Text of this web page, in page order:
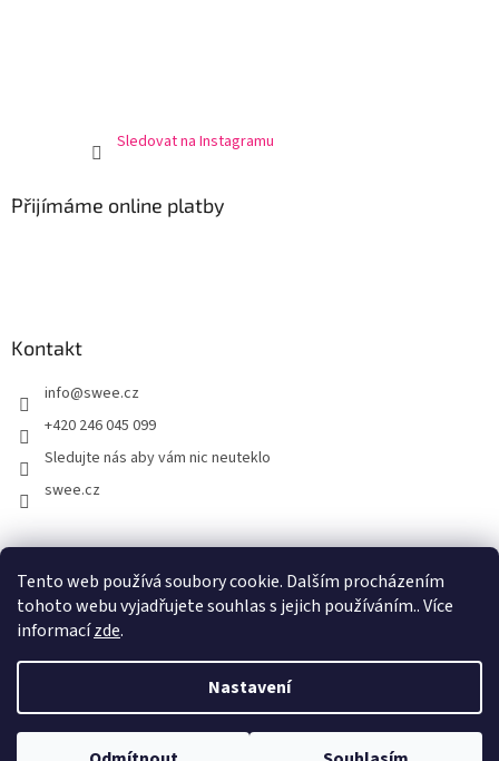
Tento web používá soubory cookie. Dalším procházením
tohoto webu vyjadřujete souhlas s jejich používáním.. Více
informacízde.
Nastavení
Sledovat na Instagramu
Přijímáme online platby
Kontakt
info@swee.cz
+420 246 045 099
Sledujte nás aby vám nic neuteklo
swee.cz
Copyright 2026Swee.cz. Všechna práva vyhrazena.Upravit